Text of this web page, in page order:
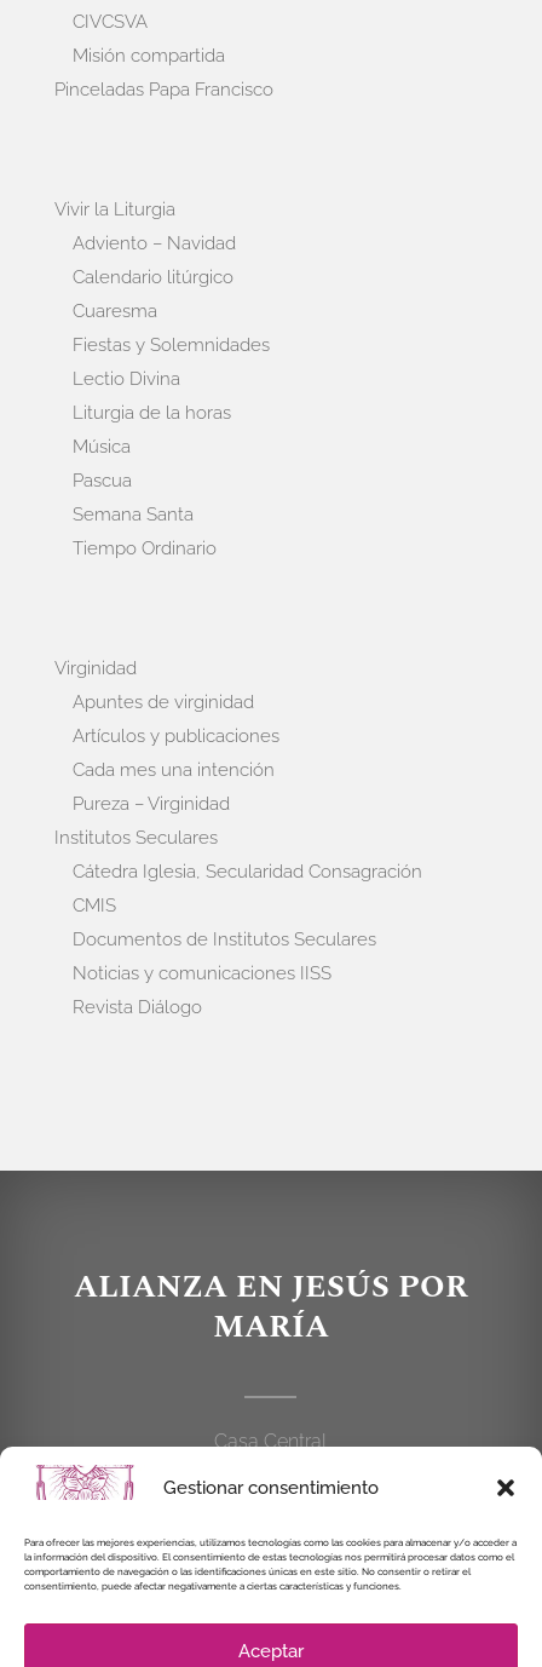
Gestionar consentimiento
Para ofrecer las mejores experiencias, utilizamos tecnologías como las cookies para almacenar y/o acceder a
la información del dispositivo. El consentimiento de estas tecnologías nos permitirá procesar datos como el
comportamiento de navegación o las identificaciones únicas en este sitio. No consentir o retirar el
consentimiento, puede afectar negativamente a ciertas características y funciones.
Aceptar
CIVCSVA
Misión compartida
Pinceladas Papa Francisco
Vivir la Liturgia
Adviento – Navidad
Calendario litúrgico
Cuaresma
Fiestas y Solemnidades
Lectio Divina
Liturgia de la horas
Música
Pascua
Semana Santa
Tiempo Ordinario
Virginidad
Apuntes de virginidad
Artículos y publicaciones
Cada mes una intención
Pureza – Virginidad
Institutos Seculares
Cátedra Iglesia, Secularidad Consagración
CMIS
Documentos de Institutos Seculares
Noticias y comunicaciones IISS
Revista Diálogo
ALIANZA EN JESÚS POR
MARÍA
Casa Central
C/Cardenal Cisneros, 55
914 462 114
alianzaenjesuspormaria@gmail.com